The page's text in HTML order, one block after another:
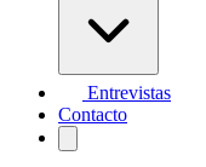
Entrevistas
Contacto